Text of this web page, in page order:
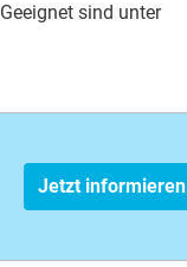
sind unter
Jetzt informieren